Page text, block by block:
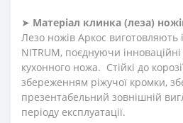
➤ Матеріал клинка (леза)
Лезо ножів Аркос виготовляють
NITRUM, поєднуючи
кухонного ножа. Стійкі до
збереженням ріжучої кромки,
презентабельний зовнішній
періоду експлуатації.